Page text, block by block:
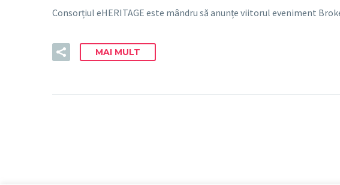
Consorțiul eHERITAGE este mândru să anunțe viitorul eveniment
MAI MULT